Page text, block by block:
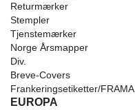
Returmærker
Stempler
Tjenstemærker
Norge Årsmapper
Div.
Breve-Covers
Frankeringsetiketter/FRAMA
EUROPA